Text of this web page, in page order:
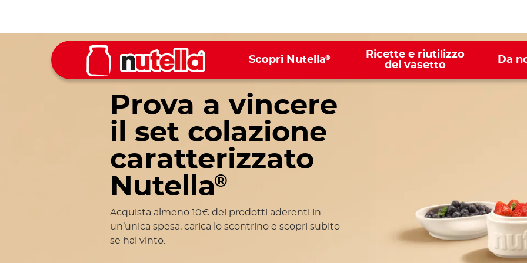
Scopri Nutella®
Ricette e riutilizzo
del vasetto
Da
Prova a vincere
il set colazione
caratterizzato
Nutella®
Acquista almeno 10€ dei prodotti aderenti in
un’unica spesa, carica lo scontrino e scopri subito
se hai vinto.